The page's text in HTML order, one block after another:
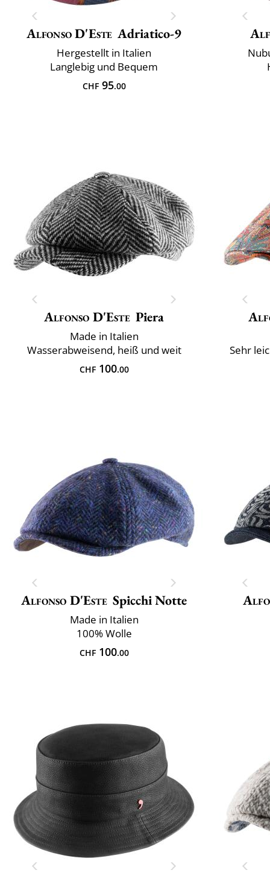
Alfonso D'Este Adriatico-9
Hergestellt in Italien
Langlebig und Bequem
CHF95.00
Alfonso D'Este Piera
Made in Italien
Wasserabweisend, heiß und weit
CHF100.00
Sehr
Alfonso D'Este Spicchi Notte
Made in Italien
100% Wolle
CHF100.00